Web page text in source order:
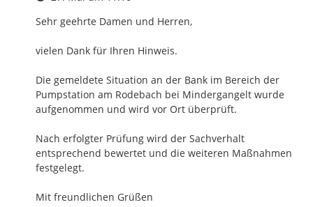
Sehr geehrte Damen und Herren,
vielen Dank für Ihren Hinweis.
Die gemeldete Situation an der Bank im Bereich der
Pumpstation am Rodebach bei Mindergangelt wurde
aufgenommen und wird vor Ort überprüft.
Nach erfolgter Prüfung wird der Sachverhalt
entsprechend bewertet und die weiteren Maßnahmen
festgelegt.
Mit freundlichen Grüßen